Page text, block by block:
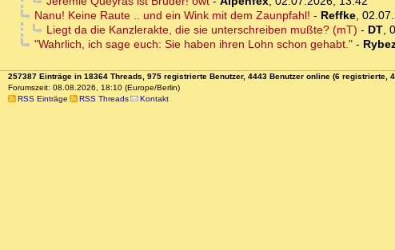
Nanu! Keine Raute .. und ein Wink mit dem Zaunpfahl! - Reffke,
Liegt da die Kanzlerakte, die sie unterschreiben mußte? (mT) - DT,
"Wahrlich, ich sage euch: Sie haben ihren Lohn schon gehabt."-
257387 Einträge in 18364 Threads, 975 registrierte Benutzer, 4443 Benutzer online (6 registrierte,
Forumszeit: 08.08.2026, 18:10 (Europe/Berlin)
RSS Einträge
RSS Threads Kontakt